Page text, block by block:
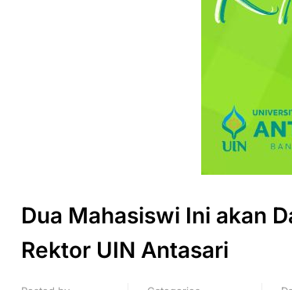
Dua Mahasiswi Ini akan
Rektor UIN Antasari